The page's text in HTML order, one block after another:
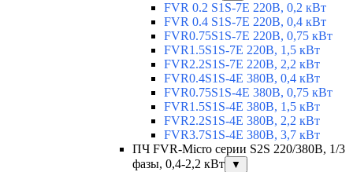
FVR 0.2 S1S-7E 220В, 0,2 кВт
FVR 0.4 S1S-7E 220В, 0,4 кВт
FVR0.75S1S-7E 220В, 0,75 кВт
FVR1.5S1S-7E 220В, 1,5 кВт
FVR2.2S1S-7E 220В, 2,2 кВт
FVR0.4S1S-4E 380В, 0,4 кВт
FVR0.75S1S-4E 380В, 0,75 кВт
FVR1.5S1S-4E 380В, 1,5 кВт
FVR2.2S1S-4E 380В, 2,2 кВт
FVR3.7S1S-4E 380В, 3,7 кВт
ПЧ FVR-Micro серии S2S 220/380В, 1/3
фазы, 0,4-2,2 кВт
▼